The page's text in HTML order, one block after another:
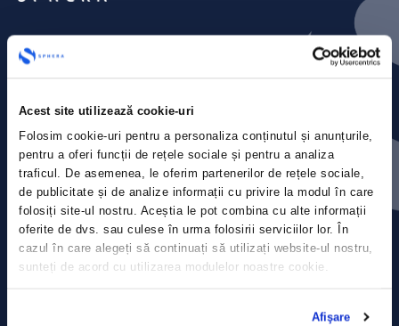
Acest site utilizează cookie-uri
Folosim cookie-uri pentru a personaliza conținutul și anunțurile,
pentru a oferi funcții de rețele sociale și pentru a analiza
traficul. De asemenea, le oferim partenerilor de rețele sociale,
de publicitate și de analize informații cu privire la modul în care
folosiți site-ul nostru. Aceștia le pot combina cu alte informații
oferite de dvs. sau culese în urma folosirii serviciilor lor. În
cazul în care alegeți să continuați să utilizați website-ul nostru,
sunteți de acord cu utilizarea modulelor noastre cookie.
Afişare
Contact
Comunicate de presă
Politica de confidențialitate
Politica de prelucrare a datelor